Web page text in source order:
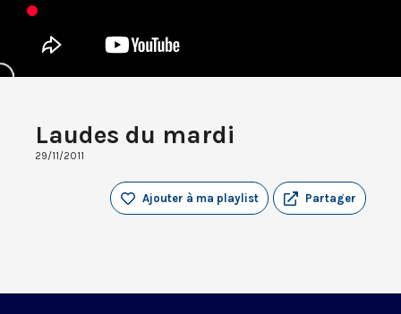
Laudes du mardi
29/11/2011
Partager
Ajouter à ma playlist